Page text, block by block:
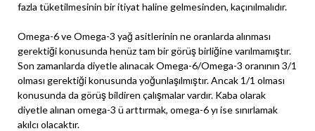
fazla tüketilmesinin bir itiyat haline gelmesinden, kaçınılmalıdır.
Omega-6 ve Omega-3 yağ asitlerinin ne oranlarda alınması
gerektiği konusunda henüz tam bir görüş birliğine varılmamıştır.
Son zamanlarda diyetle alınacak Omega-6/Omega-3 oranının 3/1
olması gerektiği konusunda yoğunlaşılmıştır. Ancak 1/1 olması
konusunda da görüş bildiren çalışmalar vardır. Kaba olarak
diyetle alınan omega-3 ü arttırmak, omega-6 yı ise sınırlamak
akılcı olacaktır.